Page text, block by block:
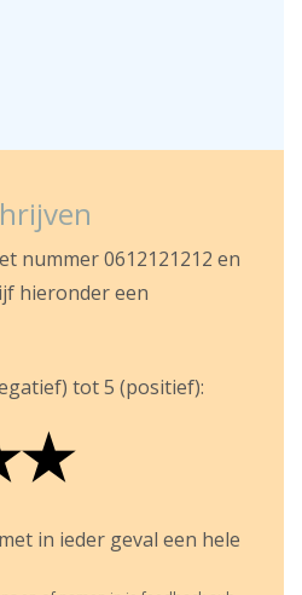
nummer 0612121212 en
hieronder een
tot 5 (positief):
★
in ieder geval een hele